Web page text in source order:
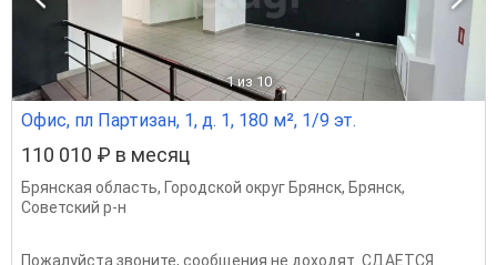
1 из 10
Офис, пл Партизан, 1, д. 1, 180 м², 1/9 эт.
110 010 ₽ в месяц
Брянская область, Городской округ Брянск, Брянск,
Советский р-н
Пожалуйста звоните, сообщения не доходят. СДАЕТСЯ